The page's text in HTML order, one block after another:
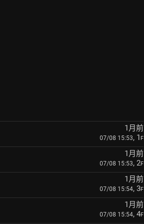
1月前
07/08 15:53, 1 F
1月前
07/08 15:53, 2F
1月前
07/08 15:54, 3F
1月前
07/08 15:54, 4F